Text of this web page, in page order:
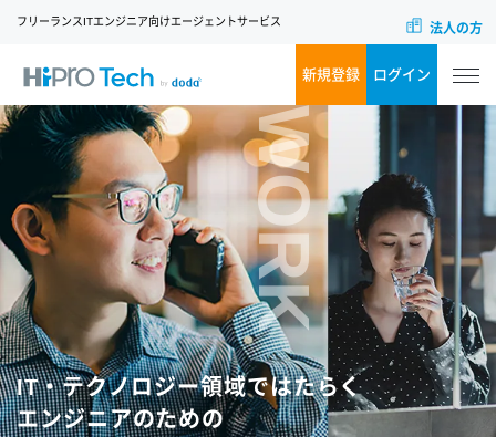
フリーランスITエンジニア向けエージェントサービス 法人の方
新規登録 ログイン
WORK
IT・テクノロジー領域ではたらく
エンジニアのための